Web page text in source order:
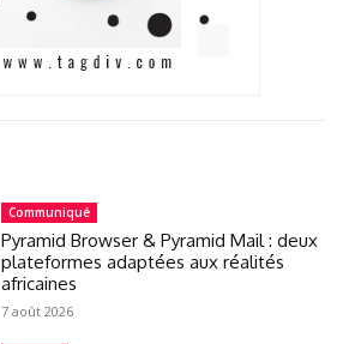
Communiqué
Pyramid Browser & Pyramid Mail : deux
plateformes adaptées aux réalités
africaines
7 août 2026